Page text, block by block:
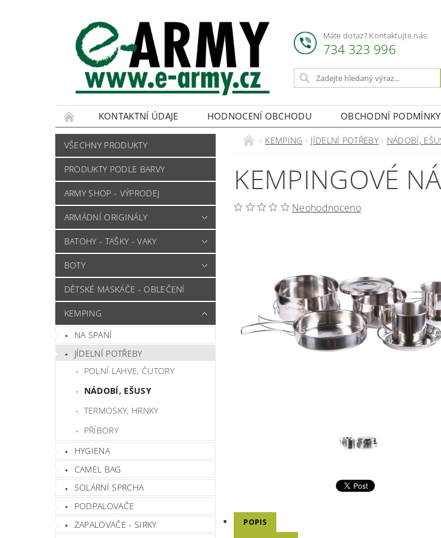
Máte dotaz? Kontaktujte nás:
734 323 996
KONTAKTNÍ ÚDAJE HODNOCENÍ OBCHODU OBCHODNÍ PODMÍNKY
VŠECHNY PRODUKTY
PRODUKTY PODLE BARVY
ARMY SHOP - VÝPRODEJ
ARMÁDNÍ ORIGINÁLY
BATOHY - TAŠKY - VAKY
BOTY
DĚTSKÉ MASKÁČE - OBLEČENÍ
KEMPING
NA SPANÍ
JÍDELNÍ POTŘEBY
POLNÍ LAHVE, ČUTORY
NÁDOBÍ, EŠUSY
TERMOSKY, HRNKY
PŘÍBORY
HYGIENA
CAMEL BAG
SOLÁRNÍ SPRCHA
PODPALOVAČE
ZAPALOVAČE - SIRKY
KEMPING JÍDELNÍ POTŘEBY NÁDOBÍ,
KEMPINGOVÉ
Neohodnoceno
POPIS